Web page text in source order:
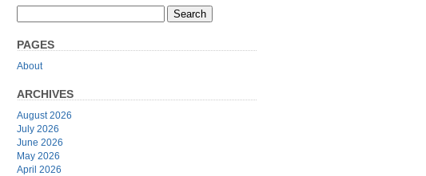
PAGES
About
ARCHIVES
August 2026
July 2026
June 2026
May 2026
April 2026